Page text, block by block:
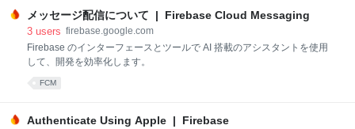
メッセージ配信について | Firebase Cloud Messaging
3 users firebase.google.com
Firebase のインターフェースとツールで AI 搭載のアシスタントを使用
して、開発を効率化します。
FCM
Authenticate Using Apple | Firebase